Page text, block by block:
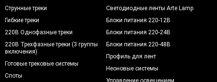
Струнные треки
Гибкие треки
220В Однофазные треки
220В Трехфазные треки (3 группы
включения)
Готовые трековые системы
Споты
Светодиодные ленты Arte Lamp
Блоки питания 220-12В
Блоки питания 220-24В
Блоки питания 220-48В
Профиль для лент
Неоновые системы
Управление освещением